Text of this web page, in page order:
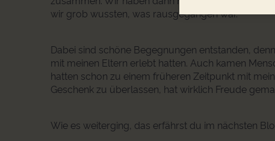
wir grob wussten, was rausgegangen war.
Dabei sind schöne Begegnungen entstanden,
mit meinen Eltern erlebt hatten. Auch kamen
hatten schon zu einem früheren Zeitpunkt mit
Geschenk zu überlassen, hat wirklich Freude
Wie es weiterging, das erfährst du im nächsten